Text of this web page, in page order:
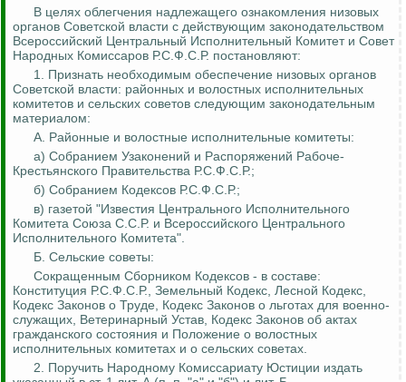
В целях облегчения надлежащего ознакомления низовых
органов Советской власти с действующим законодательством
Всероссийский Центральный Исполнительный Комитет и Совет
Народных Комиссаров Р.С.Ф.С.Р. постановляют:
1. Признать необходимым обеспечение низовых органов
Советской власти: районных и волостных исполнительных
комитетов и сельских советов следующим законодательным
материалом:
А. Районные и волостные исполнительные комитеты:
а) Собранием Узаконений и Распоряжений Рабоче-
Крестьянского Правительства Р.С.Ф.С.Р.;
б) Собранием Кодексов Р.С.Ф.С.Р.;
в) газетой "Известия Центрального Исполнительного
Комитета Союза С.С.Р. и Всероссийского Центрального
Исполнительного Комитета".
Б. Сельские советы:
Сокращенным Сборником Кодексов - в составе:
Конституция Р.С.Ф.С.Р., Земельный Кодекс, Лесной Кодекс,
Кодекс Законов о Труде, Кодекс Законов о льготах для военно-
служащих, Ветеринарный Устав, Кодекс Законов об актах
гражданского состояния и Положение о волостных
исполнительных комитетах и о сельских советах.
2. Поручить Народному Комиссариату Юстиции издать